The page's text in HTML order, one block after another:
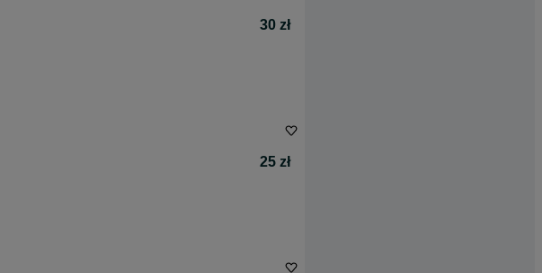
30 zł
25 zł